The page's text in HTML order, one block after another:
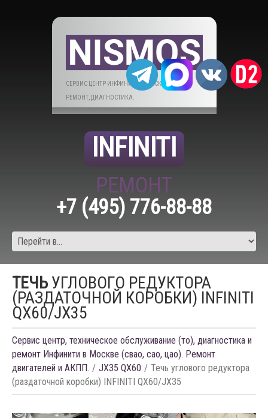
СЕРВИС ЦЕНТР ИНФИНИТИ В МОСКВЕ. ТО,
РЕМОНТ, ДИАГНОСТИКА.
INFINITI
РЕМОНТ
+7 (495) 776-88-88
ТЕЧЬУГЛОВОГО РЕДУКТОРА
(РАЗДАТОЧНОЙ КОРОБКИ) INFINITI
QX60/JX35
Сервис центр, техническое обслуживание (то), диагностика и
ремонт Инфинити в Москве (свао, сао, цао). Ремонт
двигателей и АКПП.
JX35 QX60
Течь углового редуктора
(раздаточной коробки) INFINITI QX60/JX35